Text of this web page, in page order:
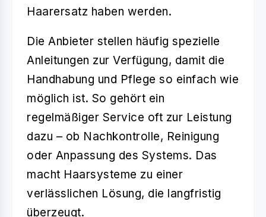
Haarersatz haben werden.
Die Anbieter stellen häufig spezielle
Anleitungen zur Verfügung, damit die
Handhabung und Pflege so einfach wie
möglich ist. So gehört ein
regelmäßiger Service oft zur Leistung
dazu – ob Nachkontrolle, Reinigung
oder Anpassung des Systems. Das
macht Haarsysteme zu einer
verlässlichen Lösung, die langfristig
überzeugt.